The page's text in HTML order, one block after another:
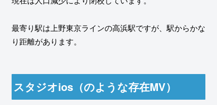
最寄り駅は上野東京ラインの高浜駅ですが、駅からかな
り距離があります。
スタジオios（のような存在MV）